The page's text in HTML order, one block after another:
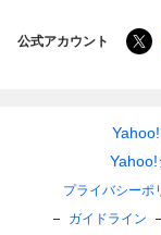
公式アカウント
プライバシーポ
ガイドライン